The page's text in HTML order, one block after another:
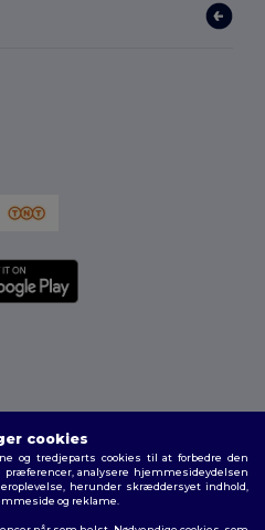
|Fortrolighedspolitik
cookies
og tredjeparts cookies til at forbedre den
analysere hjemmesideydelsen
herunder skræddersyet indhold,
og reklame.